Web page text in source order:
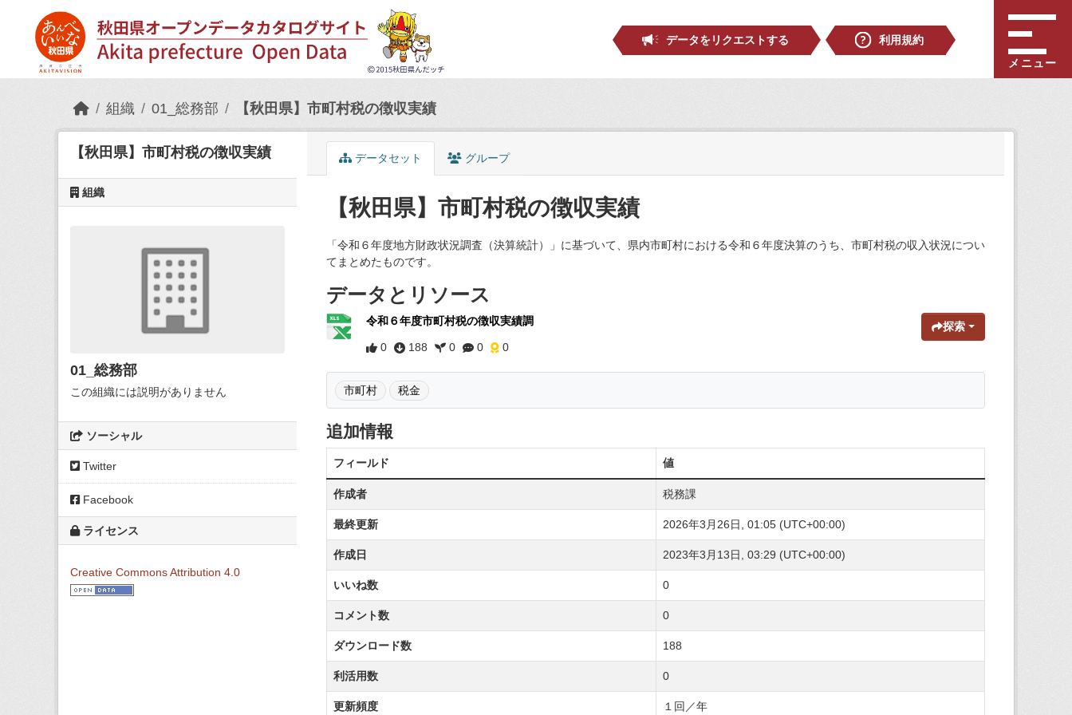
データをリクエストする
利用規約
メニュー
組織 01_総務部 【秋田県】市町村税の徴収実績
【秋田県】市町村税の徴収実績
組織
01_総務部
この組織には説明がありません
ソーシャル
Twitter
Facebook
ライセンス
Creative Commons Attribution 4.0
データセット グループ
【秋田県】市町村税の徴収実績
「令和６年度地方財政状況調査（決算統計）」に基づいて、県内市町村における令和６年度決算のうち、市町村税の収入状況につい
てまとめたものです。
データとリソース
令和６年度市町村税の徴収実績調
0 188 0 0 0
探索
市町村 税金
追加情報
フィールド 値
作成者 税務課
最終更新 2026年3月26日, 01:05 (UTC+00:00)
作成日 2023年3月13日, 03:29 (UTC+00:00)
いいね数 0
コメント数 0
ダウンロード数 188
利活用数 0
更新頻度 １回／年